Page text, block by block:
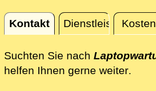
Kontakt Dienstleistungen
Kosten
Kontakt
Suchten Sie nach
helfen Ihnen gerne weiter.